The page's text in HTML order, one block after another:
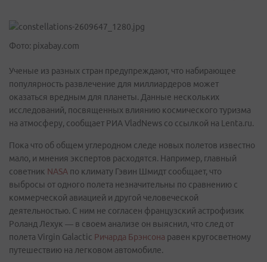
Фото: pixabay.com
Ученые из разных стран предупреждают, что набирающее
популярность развлечение для миллиардеров может
оказаться вредным для планеты. Данные нескольких
исследований, посвященных влиянию космического туризма
на атмосферу, сообщает РИА VladNews со ссылкой на Lenta.ru.
Пока что об общем углеродном следе новых полетов известно
мало, и мнения экспертов расходятся. Например, главный
советник NASA по климату Гэвин Шмидт сообщает, что
выбросы от одного полета незначительны по сравнению с
коммерческой авиацией и другой человеческой
деятельностью. С ним не согласен французский астрофизик
Роланд Лехук — в своем анализе он выяснил, что след от
полета Virgin Galactic Ричарда Брэнсона равен кругосветному
путешествию на легковом автомобиле.